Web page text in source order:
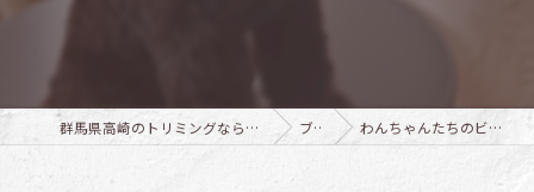
群馬県高崎のトリミングならTrimming Salon E-basho ブログ わんちゃんたちのビューティーデイ🐾✨